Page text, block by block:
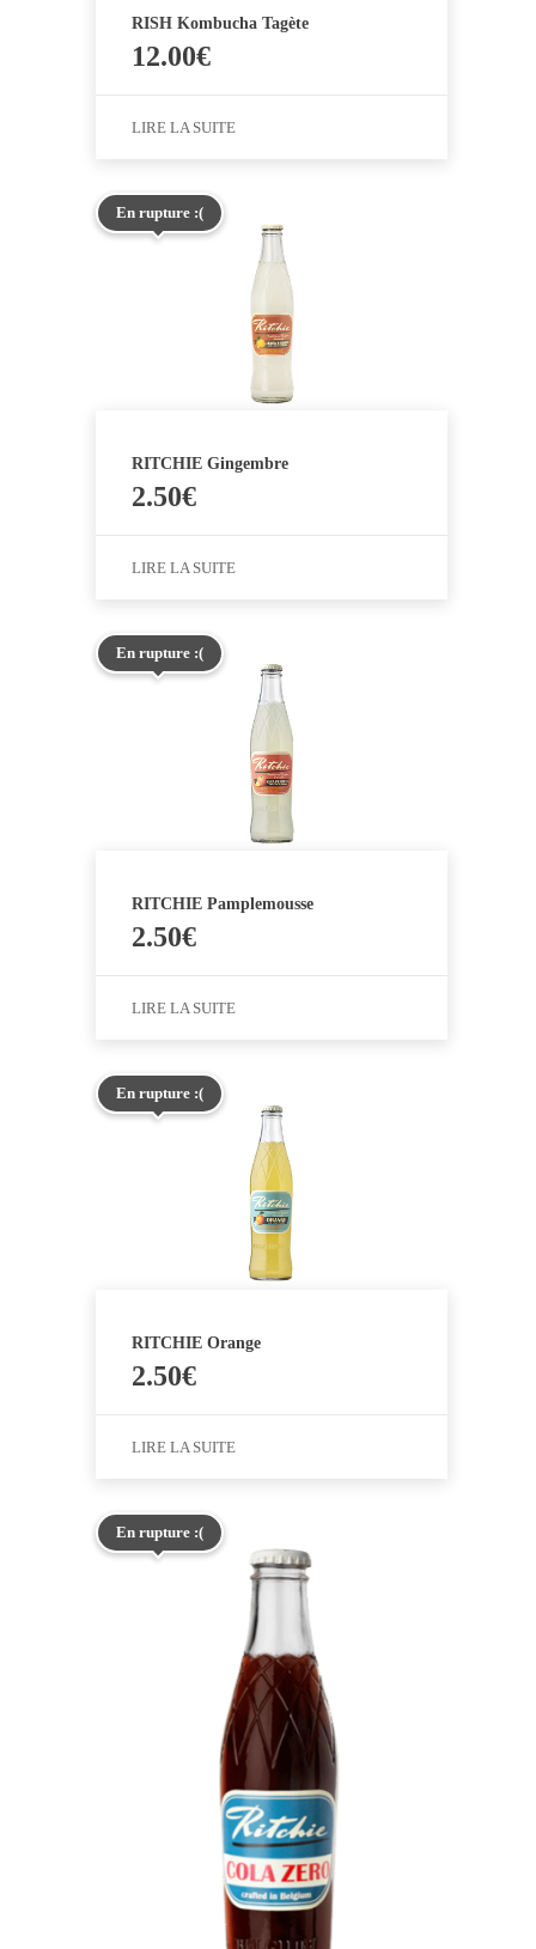
RISH Kombucha Tagète
12.00€
LIRE LA SUITE
En rupture :(
RITCHIE Gingembre
2.50€
LIRE LA SUITE
En rupture :(
RITCHIE Pamplemousse
2.50€
LIRE LA SUITE
En rupture :(
RITCHIE Orange
2.50€
LIRE LA SUITE
En rupture :(